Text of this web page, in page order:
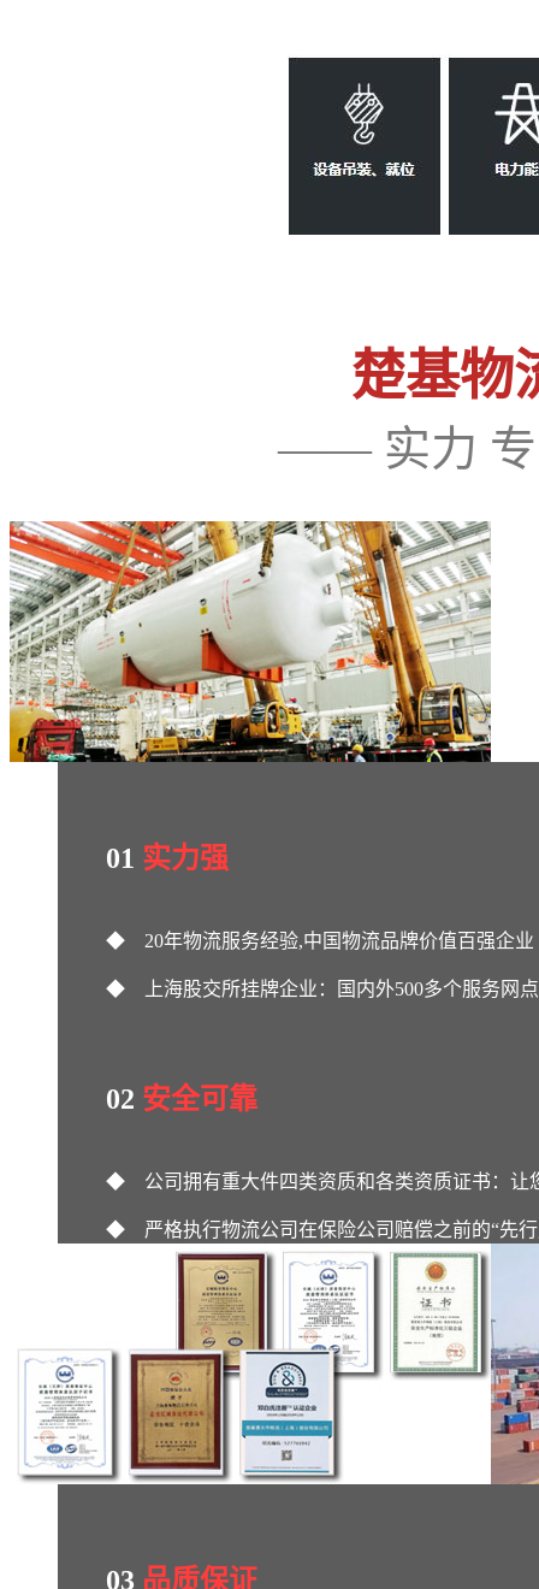
楚基物
—— 实力
01 实力强
◆ 20年物流服务经验,中国物流品牌价值百强企业
◆ 上海股交所挂牌企业：国内外500多个服务网点
02 安全可靠
◆ 公司拥有重大件四类资质和各类资质证书：让
◆ 严格执行物流公司在保险公司赔偿之前的“先行
03 品质保证